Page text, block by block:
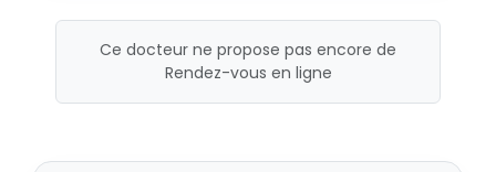
Ce docteur ne propose pas encore de
Rendez-vous en ligne